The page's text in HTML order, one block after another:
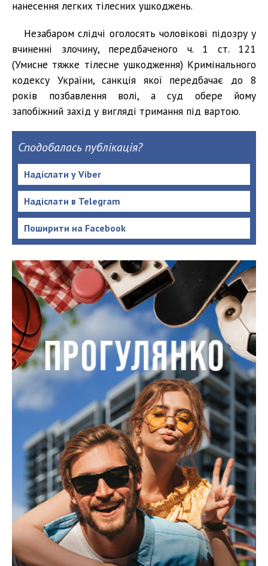
нанесення легких тілесних ушкоджень.
Незабаром слідчі оголосять чоловікові підозру у
вчиненні злочину, передбаченого ч. 1 ст. 121
(Умисне тяжке тілесне ушкодження) Кримінального
кодексу України, санкція якої передбачає до 8
років позбавлення волі, а суд обере йому
запобіжний захід у вигляді тримання під вартою.
Сподобалась публікація?
Надіслати у Viber
Надіслати в Telegram
Поширити на Facebook